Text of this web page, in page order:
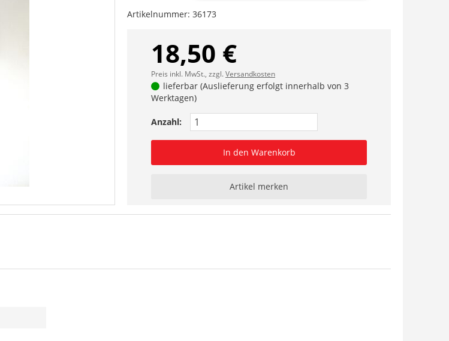
Artikelnummer: 36173
18,50 €
Preis inkl. MwSt., zzgl.Versandkosten
lieferbar (Auslieferung erfolgt innerhalb von 3
Werktagen)
Anzahl:
In den Warenkorb
Artikel merken